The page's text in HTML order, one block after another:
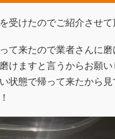
受けたのでご紹介させて
て来たので業者さんに磨
けますと言うからお願
状態で帰って来たから